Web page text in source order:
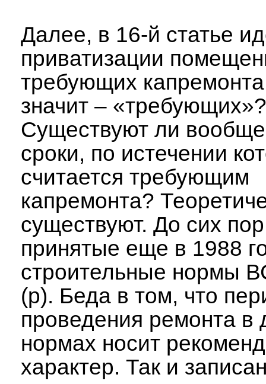
Далее, в 16-й статье
приватизации
требующих
значит – «требующих»?
Существуют ли вообще
сроки, по истечении
считается требующим
капремонта?
существуют. До сих
принятые еще в 1988
строительные нормы
(р). Беда в том, что
проведения ремонта в
нормах носит
характер. Так и